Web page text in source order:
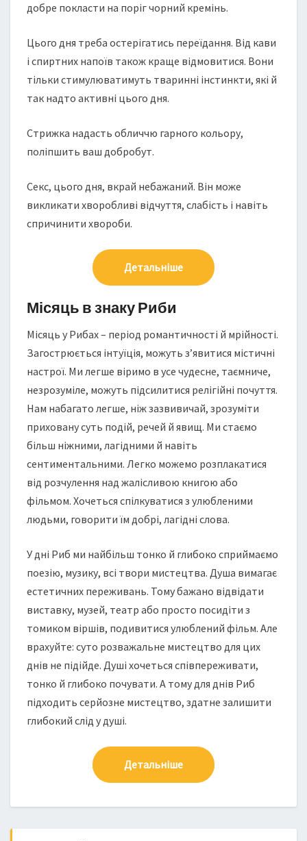
добре покласти на поріг чорний кремінь.
Цього дня треба остерігатись переїдання. Від кави
і спиртних напоїв також краще відмовитися. Вони
тільки стимулюватимуть тваринні інстинкти, які й
так надто активні цього дня.
Cтрижка надасть обличчю гарного кольору,
поліпшить ваш добробут.
Секс, цього дня, вкрай небажаний. Він може
викликати хворобливі відчуття, слабість і навіть
спричинити хвороби.
Детальніше
Місяць в знаку Риби
Місяць у Рибах – період романтичності й мрійності.
Загострюється інтуїція, можуть з’явитися містичні
настрої. Ми легше віримо в усе чудесне, таємниче,
незрозуміле, можуть підсилитися релігійні почуття.
Нам набагато легше, ніж зазвивичай, зрозуміти
приховану суть подій, речей й явищ. Ми стаємо
більш ніжними, лагідними й навіть
сентиментальними. Легко можемо розплакатися
від розчулення над жалісливою книгою або
фільмом. Хочеться спілкуватися з улюбленими
людьми, говорити їм добрі, лагідні слова.
У дні Риб ми найбільш тонко й глибоко сприймаємо
поезію, музику, всі твори мистецтва. Душа вимагає
естетичних переживань. Тому бажано відвідати
виставку, музей, театр або просто посидіти з
томиком віршів, подивитися улюблений фільм. Але
врахуйте: суто розважальне мистецтво для цих
днів не підійде. Душі хочеться співпереживати,
тонко й глибоко почувати. А тому для днів Риб
підходить серйозне мистецтво, здатне залишити
глибокий слід у душі.
Детальніше